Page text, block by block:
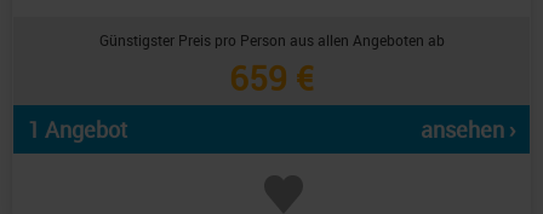
Günstigster Preis pro Person aus allen Angeboten ab
659 €
1 Angebot ansehen ›